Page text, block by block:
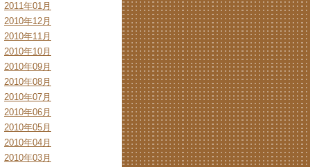
2011年01月
2010年12月
2010年11月
2010年10月
2010年09月
2010年08月
2010年07月
2010年06月
2010年05月
2010年04月
2010年03月